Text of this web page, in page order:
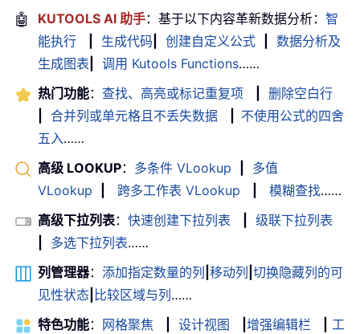
🤖 KUTOOLS AI 助手：基于以下内容革新数据分析： 智
能执行
生成代码 创建自定义公式
数据分析及
生成图表
调用 Kutools Functions……
热门功能： 查找、高亮或标记重复项
删除空白行
合并列或单元格且不丢失数据
不使用公式的四舍
五入……
高级 LOOKUP： 多条件 VLookup
多值
VLookup
跨多工作表 VLookup 模糊查找……
高级下拉列表： 快速创建下拉列表
级联下拉列表
多选下拉列表……
列管理器： 添加指定数量的列 移动列 切换隐藏列的可
见性状态 比较区域与列 ……
特色功能： 网格聚焦 设计视图 增强编辑栏
工